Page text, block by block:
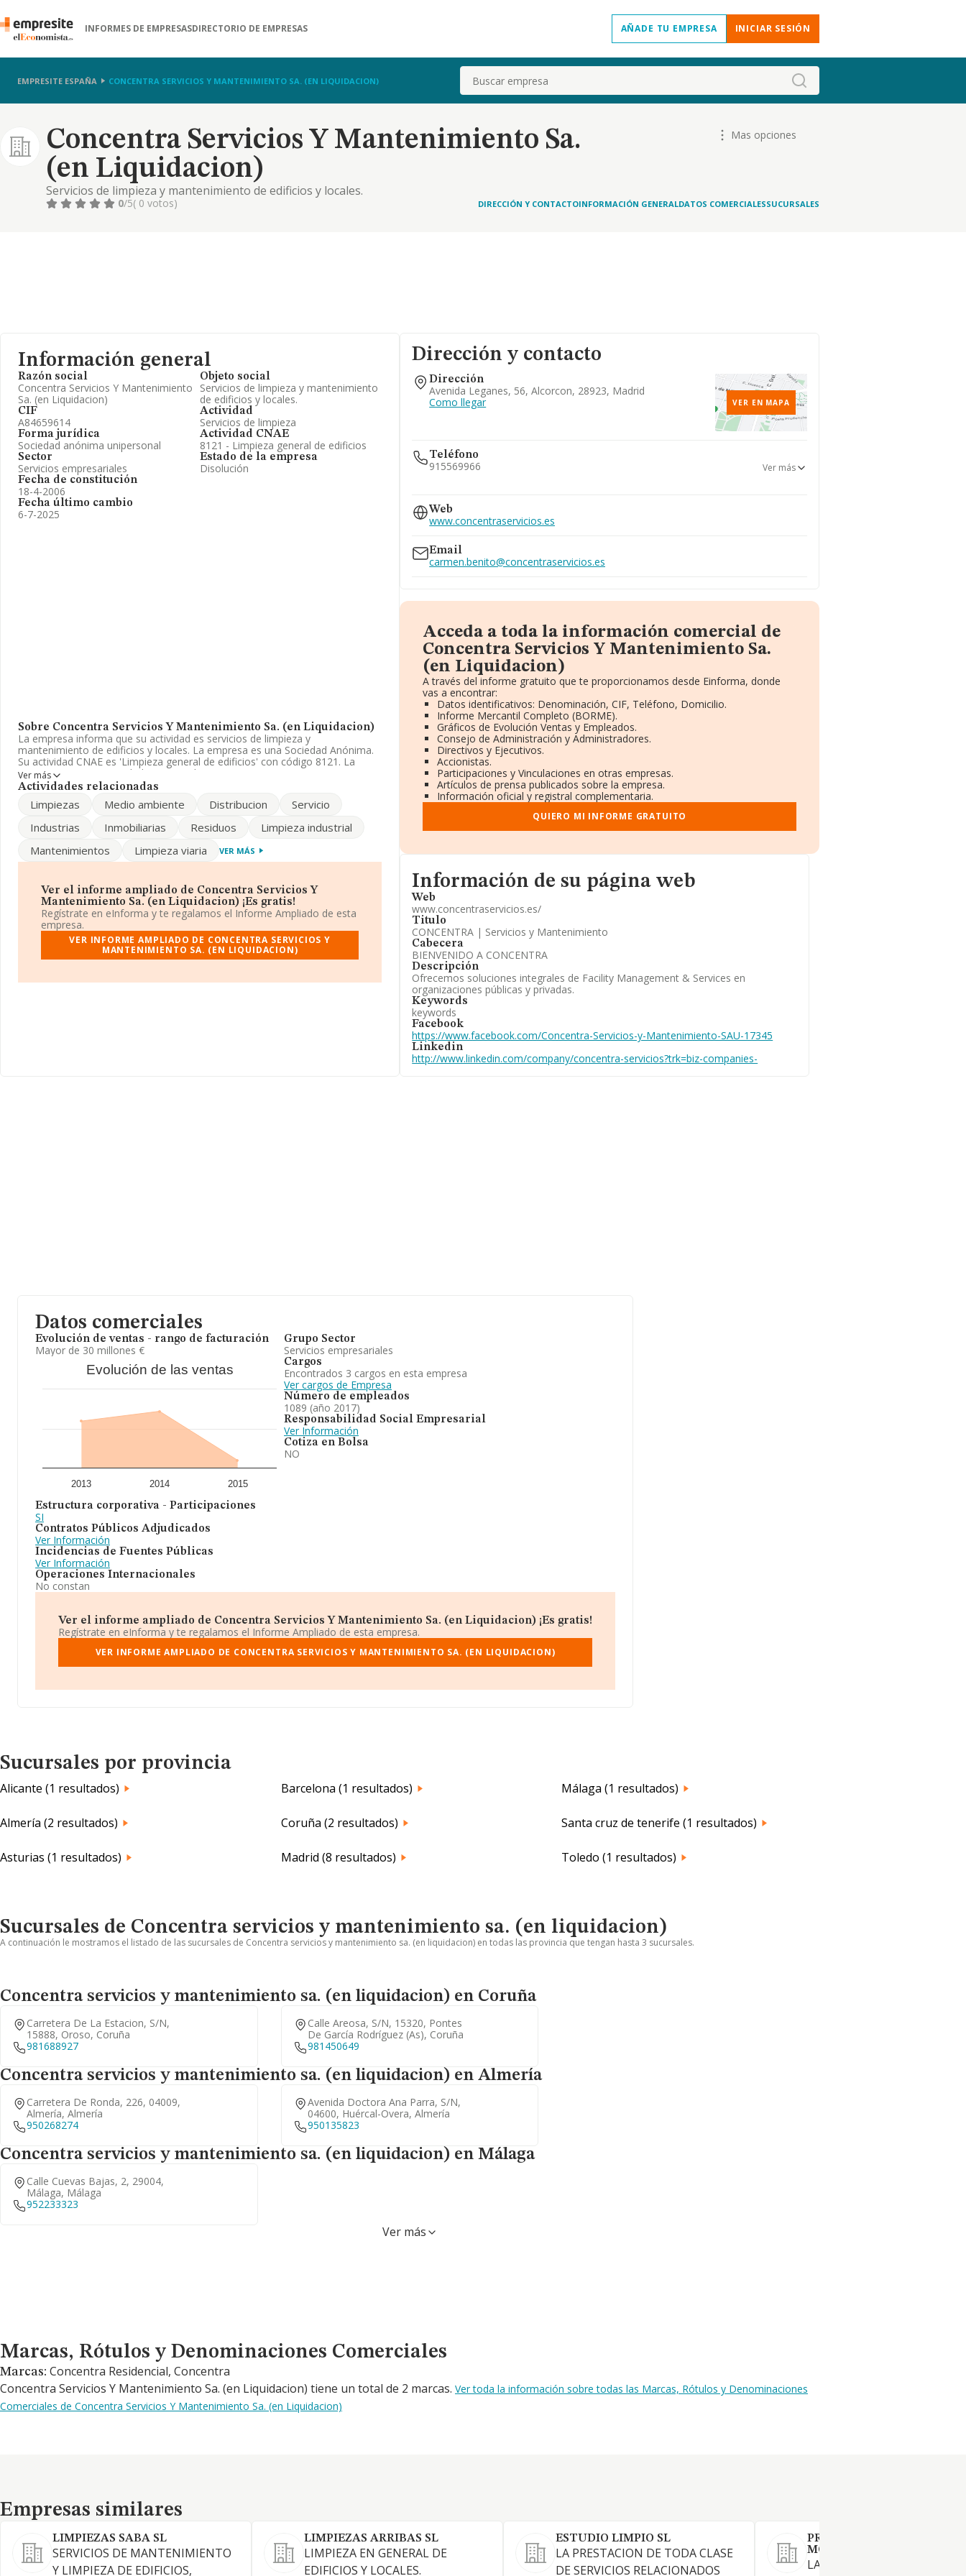
INFORMES DE EMPRESASDIRECTORIO DE EMPRESAS AÑADE TU EMPRESA INICIAR SESIÓN
EMPRESITE ESPAÑA CONCENTRA SERVICIOS Y MANTENIMIENTO SA. (EN LIQUIDACION) Buscar
Concentra Servicios Y Mantenimiento Sa.
(en Liquidacion)
Servicios de limpieza y mantenimiento de edificios y locales.
Mas opciones
0/5( 0 votos) DIRECCIÓN Y CONTACTOINFORMACIÓN GENERALDATOS COMERCIALESSUCURSALES
Información general
Razón social
Concentra Servicios Y Mantenimiento
Sa. (en Liquidacion)
CIF
A84659614
Forma jurídica
Sociedad anónima unipersonal
Sector
Servicios empresariales
Fecha de constitución
18-4-2006
Fecha último cambio
6-7-2025
Objeto social
Servicios de limpieza y mantenimiento
de edificios y locales.
Actividad
Servicios de limpieza
Actividad CNAE
8121 - Limpieza general de edificios
Estado de la empresa
Disolución
Sobre Concentra Servicios Y Mantenimiento Sa. (en Liquidacion)
La empresa informa que su actividad es servicios de limpieza y
mantenimiento de edificios y locales. La empresa es una Sociedad Anónima.
Su actividad CNAE es 'Limpieza general de edificios' con código 8121. La
empresa no tiene actividad en mercados exteriores.
variación en el ebitda. En cuanto a los beneficios, la empresa en 2015 ha
habido un descenso en cuanto al número de empleados y según las cifras
estado por encima de la media de sector.
teléfono 915569966 y la dirección de correo es
carmen.benito@concentraservicios.es. Puedes consultar su página web aquí:
www.concentraservicios.es.
La compañíaConcentra Servicios y Mantenimiento S.A. (en
Liquidacion), NIF A84659614, tiene su domicilio social establecido en
Avenida Leganes núm. 56, (28923), en el municipio de Alcorcón, Madrid.
En relación con el sector y disponiendo de los datos de hasta 17.778
Ver más
Actividades relacionadas
Limpiezas Medio ambiente Distribucion
Servicio
Industrias
Inmobiliarias Residuos
Limpieza industrial
Mantenimientos
Limpieza viaria VER MÁS
Ver el informe ampliado de Concentra Servicios Y
Mantenimiento Sa. (en Liquidacion) ¡Es gratis!
Regístrate en eInforma y te regalamos el Informe Ampliado de esta
empresa.
VER INFORME AMPLIADO DE CONCENTRA SERVICIOS Y
MANTENIMIENTO SA. (EN LIQUIDACION)
Dirección y contacto
Dirección
Avenida Leganes, 56, Alcorcon, 28923, Madrid
Como llegar
VER EN MAPA
Teléfono
915569966
690...
Ver teléfono 690...
Ver más
Web
www.concentraservicios.es
Email
carmen.benito@concentraservicios.es
Acceda a toda la información comercial de
Concentra Servicios Y Mantenimiento Sa.
(en Liquidacion)
A través del informe gratuito que te proporcionamos desde Einforma, donde
vas a encontrar:
Datos identificativos: Denominación, CIF, Teléfono, Domicilio.
Informe Mercantil Completo (BORME).
Gráficos de Evolución Ventas y Empleados.
Consejo de Administración y Administradores.
Directivos y Ejecutivos.
Accionistas.
Participaciones y Vinculaciones en otras empresas.
Artículos de prensa publicados sobre la empresa.
Información oficial y registral complementaria.
QUIERO MI INFORME GRATUITO
Informacion de su página web
Información de su página web
Web
www.concentraservicios.es/
Titulo
CONCENTRA | Servicios y Mantenimiento
Cabecera
BIENVENIDO A CONCENTRA
Descripción
Ofrecemos soluciones integrales de Facility Management & Services en
organizaciones públicas y privadas.
Keywords
keywords
Facebook
https://www.facebook.com/Concentra-Servicios-y-Mantenimiento-SAU-17345
Linkedin
http://www.linkedin.com/company/concentra-servicios?trk=biz-companies-
Datos comerciales
Evolución de ventas - rango de facturación
Mayor de 30 millones €
Evolución de las ventas
2013 2014 2015
Estructura corporativa - Participaciones
SI
Contratos Públicos Adjudicados
Ver Información
Incidencias de Fuentes Públicas
Ver Información
Operaciones Internacionales
No constan
Grupo Sector
Servicios empresariales
Cargos
Encontrados 3 cargos en esta empresa
Ver cargos de Empresa
Número de empleados
1089 (año 2017)
Responsabilidad Social Empresarial
Ver Información
Cotiza en Bolsa
NO
Ver el informe ampliado de Concentra Servicios Y Mantenimiento Sa. (en Liquidacion) ¡Es gratis!
Regístrate en eInforma y te regalamos el Informe Ampliado de esta empresa.
VER INFORME AMPLIADO DE CONCENTRA SERVICIOS Y MANTENIMIENTO SA. (EN LIQUIDACION)
Sucursales por provincia
Alicante (1 resultados)
Almería (2 resultados)
Asturias (1 resultados)
Barcelona (1 resultados)
Coruña (2 resultados)
Madrid (8 resultados)
Málaga (1 resultados)
Santa cruz de tenerife (1 resultados)
Toledo (1 resultados)
Sucursales de Concentra servicios y mantenimiento sa. (en liquidacion)
A continuación le mostramos el listado de las sucursales de Concentra servicios y mantenimiento sa. (en liquidacion) en todas las provincia que tengan hasta 3 sucursales.
Concentra servicios y mantenimiento sa. (en liquidacion) en Coruña
Carretera De La Estacion, S/n,
15888, Oroso, Coruña
981688927
Calle Areosa, S/n, 15320, Pontes
De García Rodríguez (as), Coruña
981450649
Concentra servicios y mantenimiento sa. (en liquidacion) en Almería
Carretera De Ronda, 226, 04009,
Almería, Almería
950268274
Avenida Doctora Ana Parra, S/n,
04600, Huércal-Overa, Almería
950135823
Concentra servicios y mantenimiento sa. (en liquidacion) en Málaga
Calle Cuevas Bajas, 2, 29004,
Málaga, Málaga
952233323
Ver más
Marcas, Rótulos y Denominaciones Comerciales
Marcas, Rótulos y Denominaciones Comerciales
Marcas: Concentra Residencial, Concentra
Concentra Servicios Y Mantenimiento Sa. (en Liquidacion) tiene un total de 2 marcas. Ver toda la información sobre todas las Marcas, Rótulos y Denominaciones
Comerciales de Concentra Servicios Y Mantenimiento Sa. (en Liquidacion)
Empresas similares
Empresas similares
LIMPIEZAS SABA SL
SERVICIOS DE MANTENIMIENTO
Y LIMPIEZA DE EDIFICIOS,
LIMPIEZAS ARRIBAS SL
LIMPIEZA EN GENERAL DE
EDIFICIOS Y LOCALES.
ESTUDIO LIMPIO SL
LA PRESTACION DE TODA CLASE
DE SERVICIOS RELACIONADOS
PRESTACIONES Y
MONTESINOS S.L.
LA REALIZACION DE